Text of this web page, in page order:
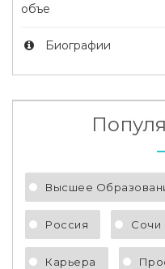
объе
Биографии
Высшее
Россия Сочи
Карьера